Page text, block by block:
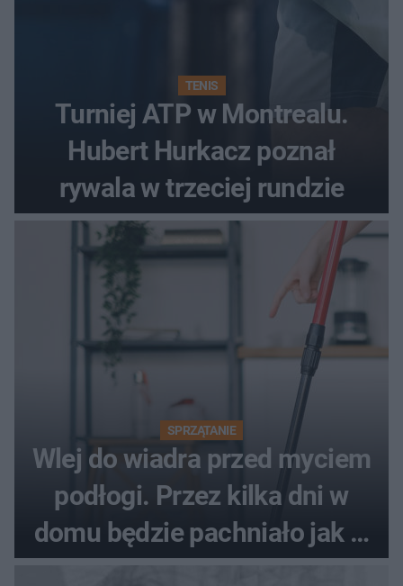
TENIS
Turniej ATP w Montrealu.
Hubert Hurkacz poznał
rywala w trzeciej rundzie
SPRZĄTANIE
Wlej do wiadra przed myciem
podłogi. Przez kilka dni w
domu będzie pachniało jak w
hotelu